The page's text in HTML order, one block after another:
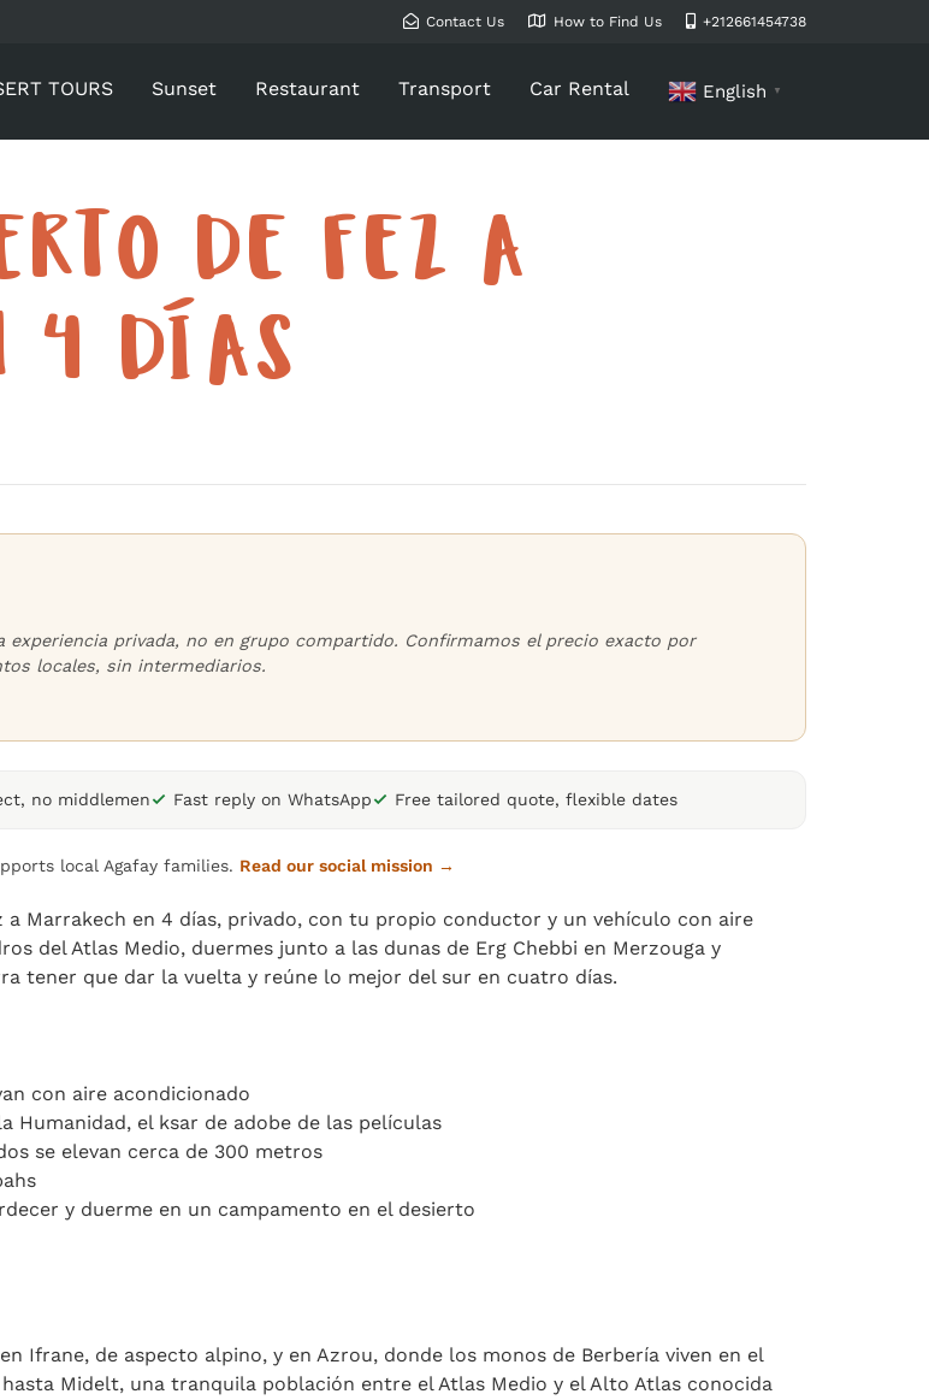
Contact Us How to Find Us +212661454738
TOURS Sunset Restaurant Transport Car Rental English ▼
DE FEZ A
4 DÍAS
privada, no en grupo compartido. Confirmamos el precio exacto por
locales, sin intermediarios.
no middlemen Fast reply on WhatsApp Free tailored quote, flexible dates
local Agafay families. Read our social mission →
Marrakech en 4 días, privado, con tu propio conductor y un vehículo con aire
del Atlas Medio, duermes junto a las dunas de Erg Chebbi en Merzouga y
tener que dar la vuelta y reúne lo mejor del sur en cuatro días.
con aire acondicionado
Humanidad, el ksar de adobe de las películas
se elevan cerca de 300 metros
y duerme en un campamento en el desierto
Ifrane, de aspecto alpino, y en Azrou, donde los monos de Berbería viven en el
Midelt, una tranquila población entre el Atlas Medio y el Alto Atlas conocida